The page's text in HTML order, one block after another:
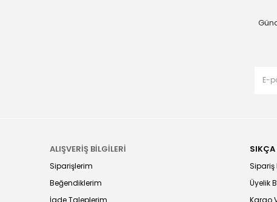
ALIŞVERİŞ BİLGİLERİ
Siparişlerim
Beğendiklerim
İade Taleplerim
SIKÇA
Sipariş
Üyelik
Kargo